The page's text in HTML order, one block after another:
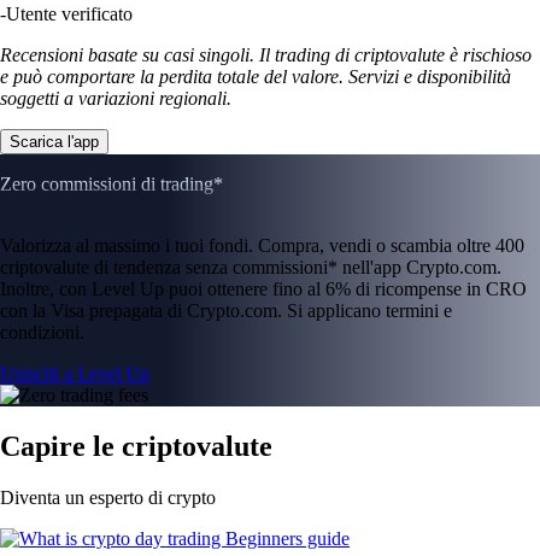
-Utente verificato
Recensioni basate su casi singoli. Il trading di criptovalute è rischioso
e può comportare la perdita totale del valore. Servizi e disponibilità
soggetti a variazioni regionali.
Scarica l'app
Zero commissioni di trading*
Valorizza al massimo i tuoi fondi. Compra, vendi o scambia oltre 400
criptovalute di tendenza senza commissioni* nell'app Crypto.com.
Inoltre, con Level Up puoi ottenere fino al 6% di ricompense in CRO
con la Visa prepagata di Crypto.com. Si applicano termini e
condizioni.
Unisciti a Level Up
Capire le criptovalute
Diventa un esperto di crypto